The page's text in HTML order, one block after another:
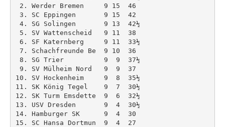
10. SV Hockenheim     9  8  35½
11. SK König Tegel    9  7  30½
12. SK Turm Emsdette  9  6  32½
13. USV Dresden       9  4  30½
14. Hamburger SK      9  4  30
15. SC Hansa Dortmun  9  4  27